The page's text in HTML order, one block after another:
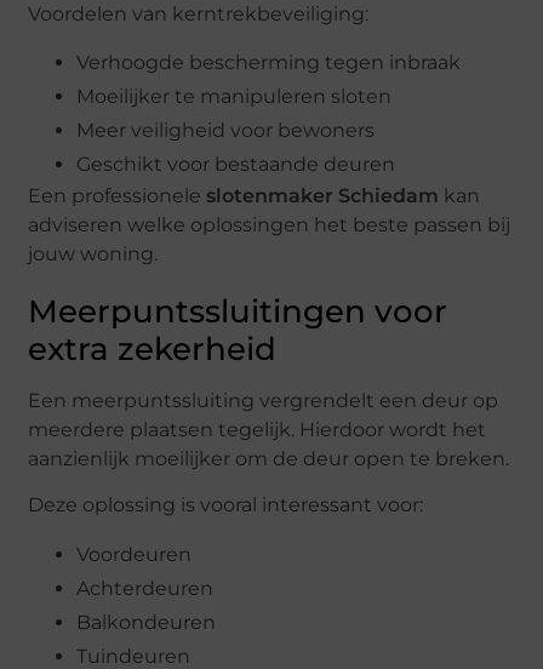
Voordelen van kerntrekbeveiliging:
Verhoogde bescherming tegen inbraak
Moeilijker te manipuleren sloten
Meer veiligheid voor bewoners
Geschikt voor bestaande deuren
Een professionele slotenmaker Schiedam kan
adviseren welke oplossingen het beste passen bij
jouw woning.
Meerpuntssluitingen voor
extra zekerheid
Een meerpuntssluiting vergrendelt een deur op
meerdere plaatsen tegelijk. Hierdoor wordt het
aanzienlijk moeilijker om de deur open te breken.
Deze oplossing is vooral interessant voor:
Voordeuren
Achterdeuren
Balkondeuren
Tuindeuren